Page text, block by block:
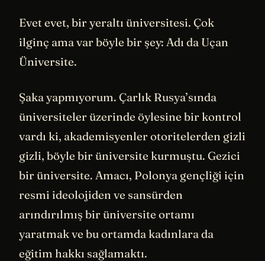
Evet evet, bir yeraltı üniversitesi. Çok
ilginç ama var böyle bir şey: Adı da Uçan
Üniversite.
Şaka yapmıyorum. Çarlık Rusya’sında
üniversiteler üzerinde öylesine bir kontrol
vardı ki, akademisyenler otoritelerden gizli
gizli, böyle bir üniversite kurmuştu. Gezici
bir üniversite. Amacı, Polonya gençliği için
resmi ideolojiden ve sansürden
arındırılmış bir üniversite ortamı
yaratmak ve bu ortamda kadınlara da
eğitim hakkı sağlamaktı.